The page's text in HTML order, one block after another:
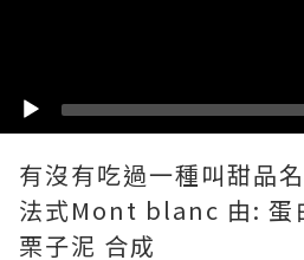
有沒有吃過一種叫甜品
法式Mont blanc 由: 蛋
栗子泥 合成